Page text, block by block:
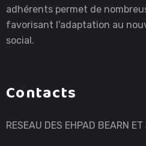
adhérents permet de
favorisant l'adaptation au
social.
Contacts
RESEAU DES EHPAD BEARN ET